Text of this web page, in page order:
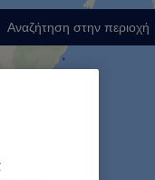
Αναζήτηση στην περιοχή
,